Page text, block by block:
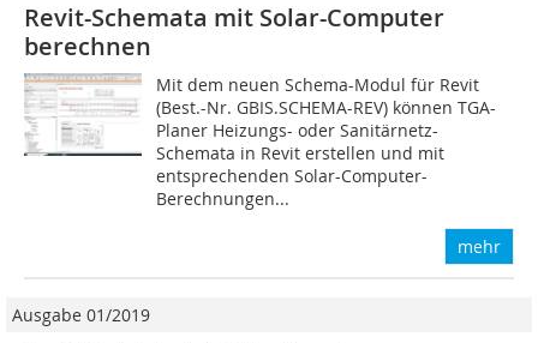
Revit-Schemata mit Solar-Computer
berechnen
Mit dem neuen Schema-Modul für Revit
(Best.-Nr. GBIS.SCHEMA-REV) können TGA-
Planer Heizungs- oder Sanitärnetz-
Schemata in Revit erstellen und mit
entsprechenden Solar-Computer-
Berechnungen...
mehr
Ausgabe 01/2019